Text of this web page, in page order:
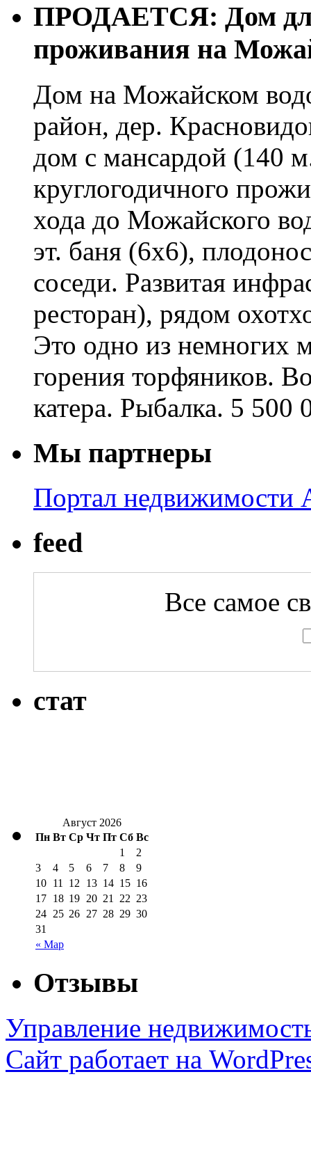
ПРОДАЕТСЯ: Дом для
проживания на
Дом на Можайском
район, дер.
дом с мансардой (140
круглогодичного
хода до Можайского
эт. баня (6х6),
соседи. Развитая
ресторан), рядом
Это одно из немногих
горения торфяников.
катера. Рыбалка. 5 500
Мы партнеры
Портал недвижимости
feed
Все самое
стат
Август 2026
Пн Вт Ср Чт Пт Сб Вс
« Мар
1
2
3
4 5 6 7 8
9
10 11 12 13 14 15 16
17 18 19 20 21 22 23
24 25 26 27 28 29 30
31
Отзывы
Управление
Сайт работает на